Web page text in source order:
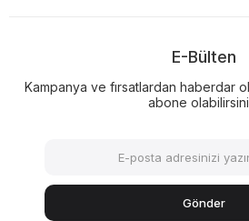
E-Bülten
Kampanya ve fırsatlardan haberdar
abone
Gönder